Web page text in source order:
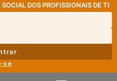
SOCIAL DOS PROFISSIONAIS DE TI
se